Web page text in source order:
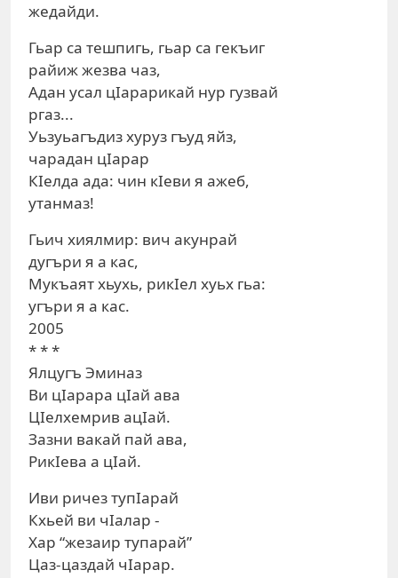
жедайди.
Гьар са тешпигь, гьар са гекъиг
райиж жезва чаз,
Адан усал цIарарикай нур гузвай
ргаз...
Уьзуьагъдиз хуруз гъуд яйз,
чарадан цIарар
КIелда ада: чин кIеви я ажеб,
утанмаз!
Гьич хиялмир: вич акунрай
дугъри я а кас,
Мукъаят хьухь, рикIел хуьх гьа:
угъри я а кас.
2005
* * *
Ялцугъ Эминаз
Ви цIарара цIай ава
ЦIелхемрив ацIай.
Зазни вакай пай ава,
РикIева а цIай.
Иви ричез тупIарай
Кхьей ви чIалар -
Хар “жезаир тупарай”
Цаз-цаздай чIарар.